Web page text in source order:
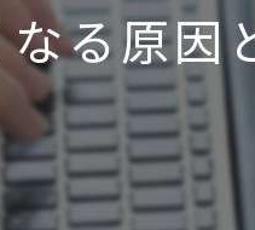
土地
新築
中古
る原因